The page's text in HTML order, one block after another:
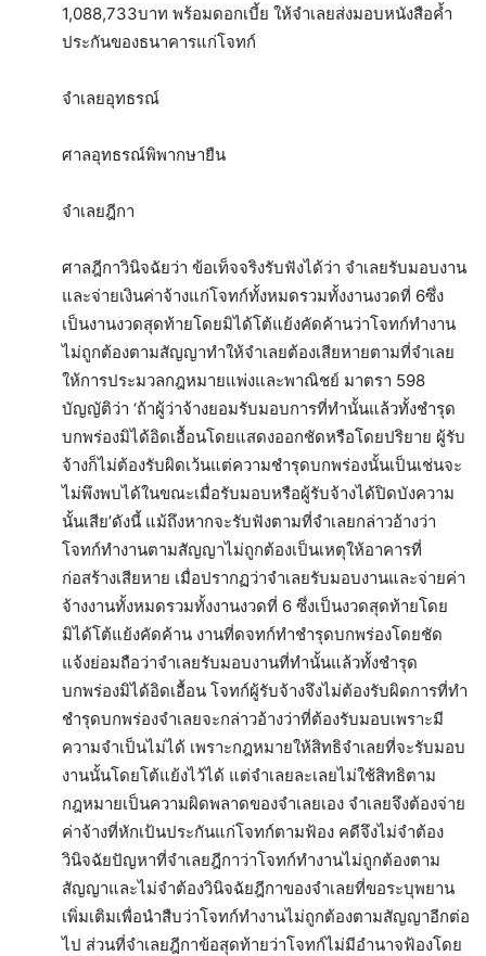
1,088,733บาท พร้อมดอกเบี้ย ให้จำเลยส่งมอบหนังสือค้ำ
ประกันของธนาคารแก่โจทก์
จำเลยอุทธรณ์
ศาลอุทธรณ์พิพากษายืน
จำเลยฎีกา
ศาลฎีกาวินิจฉัยว่า ข้อเท็จจริงรับฟังได้ว่า จำเลยรับมอบงาน
และจ่ายเงินค่าจ้างแก่โจทก์ทั้งหมดรวมทั้งงานงวดที่ 6ซึ่ง
เป็นงานงวดสุดท้ายโดยมิได้โต้แย้งคัดค้านว่าโจทก์ทำงาน
ไม่ถูกต้องตามสัญญาทำให้จำเลยต้องเสียหายตามที่จำเลย
ให้การประมวลกฎหมายแพ่งและพาณิชย์ มาตรา 598
บัญญัติว่า ‘ถ้าผู้ว่าจ้างยอมรับมอบการที่ทำนั้นแล้วทั้งชำรุด
บกพร่องมิได้อิดเอื้อนโดยแสดงออกชัดหรือโดยปริยาย ผู้รับ
จ้างก็ไม่ต้องรับผิดเว้นแต่ความชำรุดบกพร่องนั้นเป็นเช่นจะ
ไม่พึงพบได้ในขณะเมื่อรับมอบหรือผู้รับจ้างได้ปิดบังความ
นั้นเสีย’ดังนี้ แม้ถึงหากจะรับฟังตามที่จำเลยกล่าวอ้างว่า
โจทก์ทำงานตามสัญญาไม่ถูกต้องเป็นเหตุให้อาคารที่
ก่อสร้างเสียหาย เมื่อปรากฏว่าจำเลยรับมอบงานและจ่ายค่า
จ้างงานทั้งหมดรวมทั้งงานงวดที่ 6 ซึ่งเป็นงวดสุดท้ายโดย
มิได้โต้แย้งคัดค้าน งานที่ดจทก์ทำชำรุดบกพร่องโดยชัด
แจ้งย่อมถือว่าจำเลยรับมอบงานที่ทำนั้นแล้วทั้งชำรุด
บกพร่องมิได้อิดเอื้อน โจทก์ผู้รับจ้างจึงไม่ต้องรับผิดการที่ทำ
ชำรุดบกพร่องจำเลยจะกล่าวอ้างว่าที่ต้องรับมอบเพราะมี
ความจำเป็นไม่ได้ เพราะกฎหมายให้สิทธิจำเลยที่จะรับมอบ
งานนั้นโดยโต้แย้งไว้ได้ แต่จำเลยละเลยไม่ใช้สิทธิตาม
กฎหมายเป็นความผิดพลาดของจำเลยเอง จำเลยจึงต้องจ่าย
ค่าจ้างที่หักเป้นประกันแก่โจทก์ตามฟ้อง คดีจึงไม่จำต้อง
วินิจฉัยปัญหาที่จำเลยฎีกาว่าโจทก์ทำงานไม่ถูกต้องตาม
สัญญาและไม่จำต้องวินิจฉัยฎีกาของจำเลยที่ขอระบุพยาน
เพิ่มเติมเพื่อนำสืบว่าโจทก์ทำงานไม่ถูกต้องตามสัญญาอีกต่อ
ไป ส่วนที่จำเลยฎีกาข้อสุดท้ายว่าโจทก์ไม่มีอำนาจฟ้องโดย